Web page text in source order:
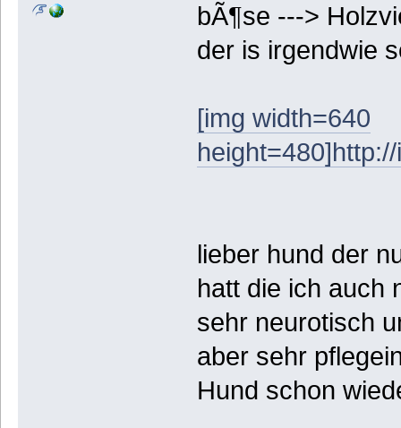
bÃ¶se --->
der is irgendwie
[img width=640
lieber hund der
hatt die ich auch
sehr neurotisch
aber sehr
Hund schon